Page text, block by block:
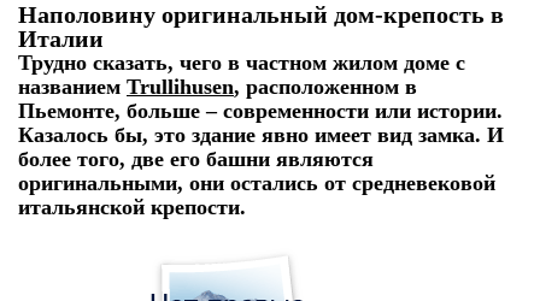
Наполовину оригинальный дом-крепость в
Италии
Трудно сказать, чего в частном жилом доме с
названием Trullihusen, расположенном в
Пьемонте, больше – современности или истории.
Казалось бы, это здание явно имеет вид замка. И
более того, две его башни являются
оригинальными, они остались от средневековой
итальянской крепости.